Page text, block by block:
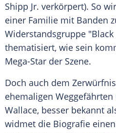
Shipp Jr. verkörpert). So
einer Familie mit Banden
Widerstandsgruppe
thematisiert, wie sein
Mega-Star der Szene.
Doch auch dem
ehemaligen
Wallace, besser bekannt
widmet die Biografie